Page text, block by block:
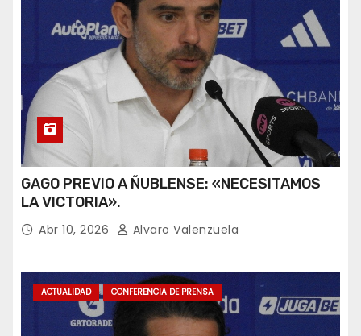
GAGO PREVIO A ÑUBLENSE: «NECESITAMOS
LA VICTORIA».
Abr 10, 2026 Alvaro Valenzuela
ACTUALIDAD CONFERENCIA DE PRENSA